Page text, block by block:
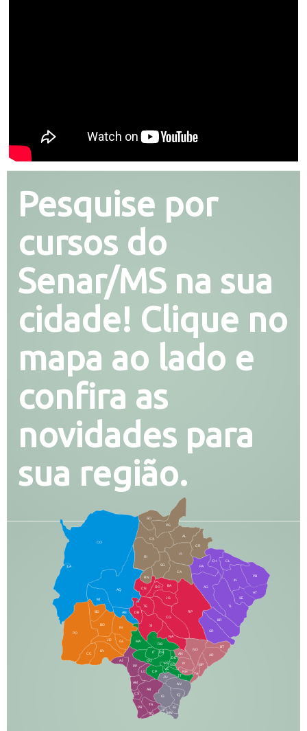
Pesquise por
cursos do
Senar/MS na sua
cidade! Clique no
mapa ao lado e
confira as
novidades para
sua região.
CO
AQ
MI
AN
CX
RI
AL
CR
FI
SG
BA
CA
PA
CH CL
PB
SE
TL
AG
BR
SR
BT
AR
RP
RO
JG
CG
SI
NA
TA
NH
JT
RB
MA
IT
DR
DO
CP
JU
NV
IQ
EL
BD
BO
NI
JD
PO
BV
CC
PP
AJ
LC
AM
AB
JP
DB
TE
CS
PR
TA
SQ
IG
MN
IN
NO
BP
RN
CN
GL
AN
IV
FS
VC
GD
DE
AT
PG
SO
LA